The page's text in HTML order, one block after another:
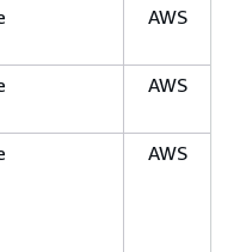
AWS
AWS
AWS